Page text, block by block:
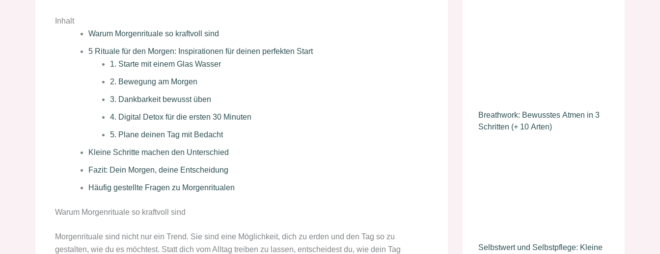
Inhalt
Warum Morgenrituale so kraftvoll sind
5 Rituale für den Morgen: Inspirationen für deinen perfekten Start
1. Starte mit einem Glas Wasser
2. Bewegung am Morgen
3. Dankbarkeit bewusst üben
4. Digital Detox für die ersten 30 Minuten
5. Plane deinen Tag mit Bedacht
Kleine Schritte machen den Unterschied
Fazit: Dein Morgen, deine Entscheidung
Häufig gestellte Fragen zu Morgenritualen
Warum Morgenrituale so kraftvoll sind
Morgenrituale sind nicht nur ein Trend. Sie sind eine Möglichkeit, dich zu erden und den Tag so zu
gestalten, wie du es möchtest. Statt dich vom Alltag treiben zu lassen, entscheidest du, wie dein Tag
Breathwork: Bewusstes Atmen in 3
Schritten (+ 10 Arten)
Selbstwert und Selbstpflege: Kleine